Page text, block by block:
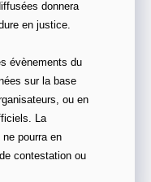
donnera
en justice.
évènements du
sur la base
ou en
La
pourra en
contestation ou